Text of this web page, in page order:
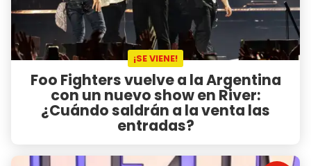
¡SE VIENE!
Foo Fighters vuelve a la Argentina
con un nuevo show en River:
¿Cuándo saldrán a la venta las
entradas?